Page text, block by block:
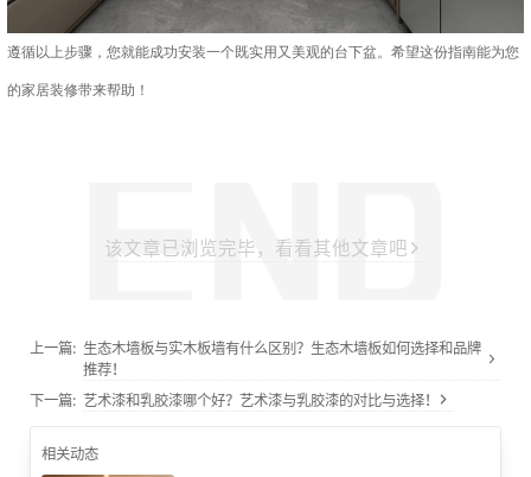
遵循以上步骤，您就能成功安装一个既实用又美观的台下盆。希望这份指南能为您
的家居装修带来帮助！
该文章已浏览完毕，看看其他文章吧
上一篇: 生态木墙板与实木板墙有什么区别？生态木墙板如何选择和品牌
推荐！
下一篇: 艺术漆和乳胶漆哪个好？艺术漆与乳胶漆的对比与选择！
相关动态